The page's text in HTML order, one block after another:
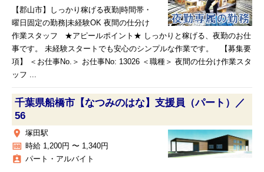
【郡山市】しっかり稼げる夜勤|時間帯・
曜日固定の勤務|未経験OK 夜間の仕分け
作業スタッフ ★アピールポイント★ しっかりと稼げる、夜勤のお仕
事です。 未経験スタートでも安心のシンプルな作業です。 【募集要
項】 ＜お仕事No.＞ お仕事No: 13026 ＜職種＞ 夜間の仕分け作業スタ
ッフ ...
千葉県船橋市【なつみのはな】支援員（パート）／
56
place 塚田駅
money 時給 1,200円 〜 1,340円
assignment_ind パート・アルバイト